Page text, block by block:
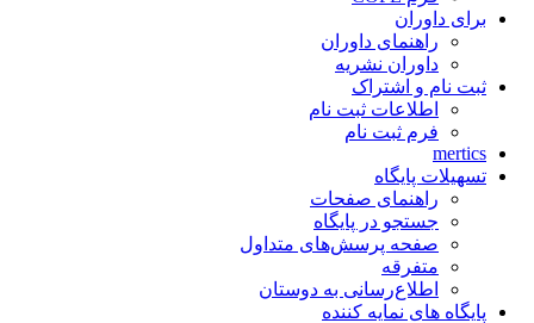
برای داوران
راهنمای داوران
داوران نشریه
ثبت نام و اشتراک
اطلاعات ثبت نام
فرم ثبت نام
mertics
تسهیلات پایگاه
راهنمای صفحات
جستجو در پایگاه
صفحه پرسش‌های متداول
متفرقه
اطلاع‌رسانی به دوستان
پایگاه های نمایه کننده